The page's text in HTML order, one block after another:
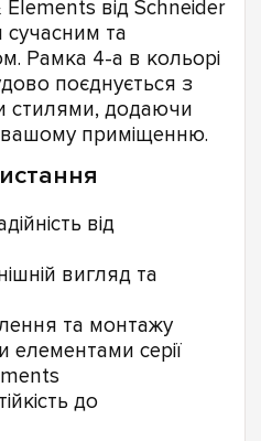
Elements від Schneider
сучасним та
Рамка 4-а в кольорі
поєднується з
стилями, додаючи
вашому приміщенню.
від
вигляд та
та монтажу
елементами серії
до